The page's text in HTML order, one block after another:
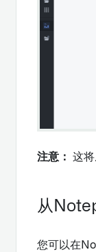
注意： 这将
从
您可以在